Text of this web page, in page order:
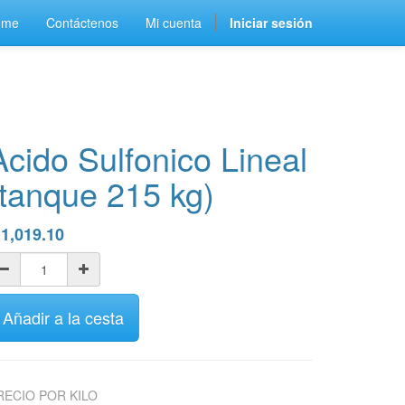
Contáctenos Mi cuenta Iniciar sesión
Sulfonico Lineal
215 kg)
1,019.10
Añadir a la cesta
POR KILO